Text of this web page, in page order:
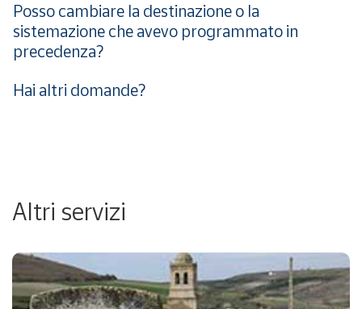
Posso cambiare la destinazione o la
sistemazione che avevo programmato in
precedenza?
Hai altri domande?
Altri servizi